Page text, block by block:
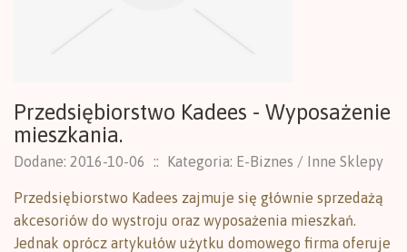
Przedsiębiorstwo Kadees - Wyposażenie
mieszkania.
Dodane: 2016-10-06 :: Kategoria: E-Biznes / Inne Sklepy
Przedsiębiorstwo Kadees zajmuje się głównie sprzedażą
akcesoriów do wystroju oraz wyposażenia mieszkań.
Jednak oprócz artykułów użytku domowego firma oferuje